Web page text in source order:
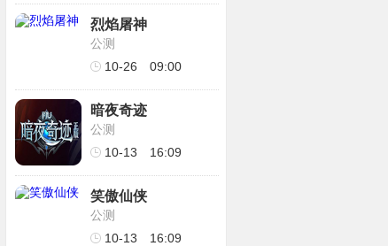
烈焰屠神
公测
10-26 09:00
暗夜奇迹
公测
10-13 16:09
笑傲仙侠
公测
10-13 16:09